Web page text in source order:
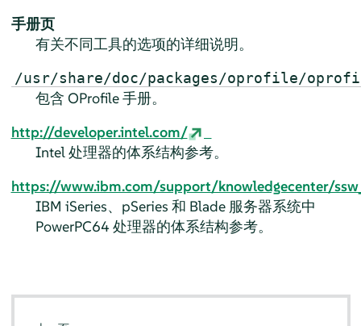
手册页
有关不同工具的选项的详细说明。
/usr/share/doc/packages/oprofile/
包含 OProfile 手册。
http://developer.intel.com/
Intel 处理器的体系结构参考。
https://www.ibm.com/support/knowledgecenter/
IBM iSeries、pSeries 和 Blade 服务器系统中
PowerPC64 处理器的体系结构参考。